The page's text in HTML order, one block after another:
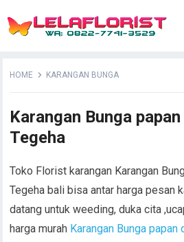
HOME KARANGAN BUNGA
Karangan Bunga
Tegeha
Toko Florist karangan Karangan
Tegeha bali bisa antar harga pesan
datang untuk weeding, duka cita
harga murah Karangan Bunga papan